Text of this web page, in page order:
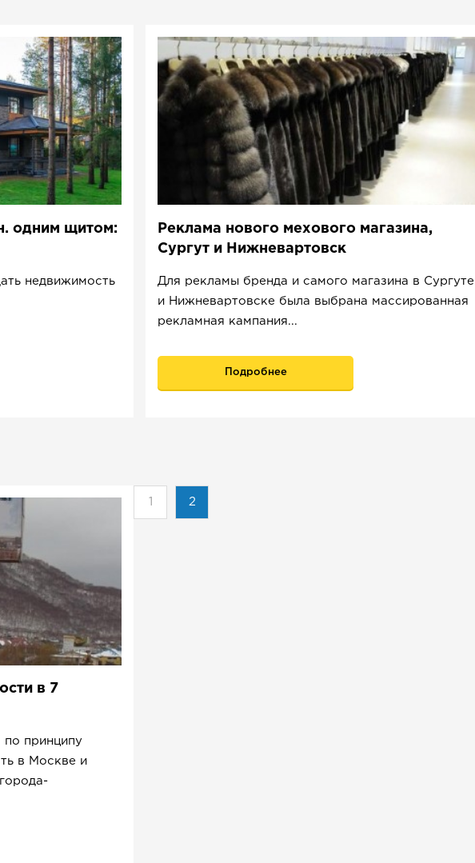
одним щитом:
недвижимость
Реклама нового мехового магазина,
Сургут и Нижневартовск
Для рекламы бренда и самого магазина в Сургуте
и Нижневартовске была выбрана массированная
рекламная кампания...
Подробнее
в 7
принципу
в Москве и
1 2